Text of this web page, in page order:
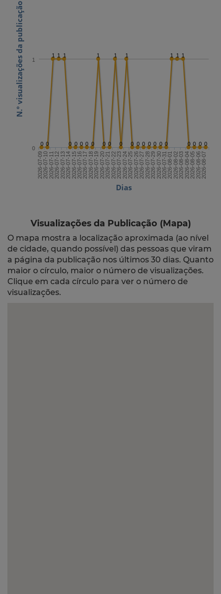
Dias
N.º visualizações da publicação
0 0
1 1 1
0 0 0 0 0
1
0 0
1
0
1
0 0 0 0 0 0 0
1 1 1
0 0 0 0
2026-07-092026-07-102026-07-112026-07-122026-07-132026-07-142026-07-152026-07-162026-07-172026-07-182026-07-192026-07-202026-07-212026-07-222026-07-232026-07-242026-07-252026-07-262026-07-272026-07-282026-07-292026-07-302026-07-312026-08-012026-08-022026-08-032026-08-042026-08-052026-08-062026-08-07
0
1
Visualizações da Publicação (Mapa)
O mapa mostra a localização aproximada (ao nível
de cidade, quando possível) das pessoas que viram
a página da publicação nos últimos 30 dias. Quanto
maior o círculo, maior o número de visualizações.
Clique em cada círculo para ver o número de
visualizações.